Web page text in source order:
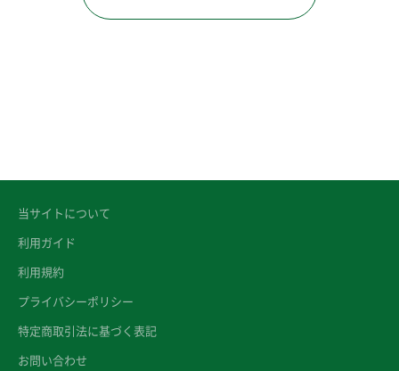
当サイトについて
利用ガイド
利用規約
プライバシーポリシー
特定商取引法に基づく表記
お問い合わせ